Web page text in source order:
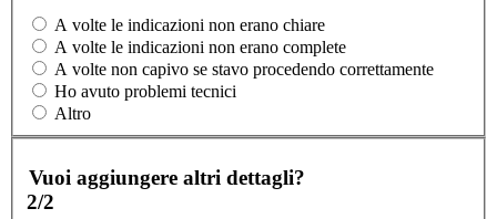
A volte le indicazioni non erano chiare
A volte le indicazioni non erano complete
A volte non capivo se stavo procedendo correttamente
Ho avuto problemi tecnici
Altro
Vuoi aggiungere altri dettagli?
2/2